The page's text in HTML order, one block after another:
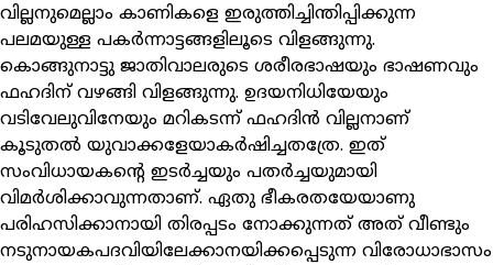
വില്ലനുമെല്ലാം കാണികളെ ഇരുത്തിച്ചിന്തിപ്പിക്കുന്ന
പലമയുള്ള പകര്‍ന്നാട്ടങ്ങളിലൂടെ വിളങ്ങുന്നു.
കൊങ്ങുനാട്ടു ജാതിവാലരുടെ ശരീരഭാഷയും ഭാഷണവും
ഫഹദിന് വഴങ്ങി വിളങ്ങുന്നു. ഉദയനിധിയേയും
വടിവേലുവിനേയും മറികടന്ന് ഫഹദിന്‍ വില്ലനാണ്
കൂടുതല്‍ യുവാക്കളേയാകര്‍ഷിച്ചതത്രേ. ഇത്
സംവിധായകന്റെ ഇടര്‍ച്ചയും പതര്‍ച്ചയുമായി
വിമര്‍ശിക്കാവുന്നതാണ്. ഏതു ഭീകരതയേയാണു
പരിഹസിക്കാനായി തിരപ്പടം നോക്കുന്നത് അത് വീണ്ടും
നടുനായകപദവിയിലേക്കാനയിക്കപ്പെടുന്ന വിരോധാഭാസം